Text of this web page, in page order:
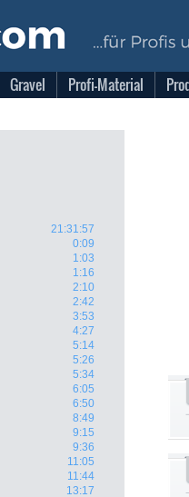
Gravel Profi-Material
21:31:57
0:09
1:03
1:16
2:10
2:42
3:53
4:27
5:14
5:26
5:34
6:05
6:50
8:49
9:15
9:36
11:05
11:44
13:17